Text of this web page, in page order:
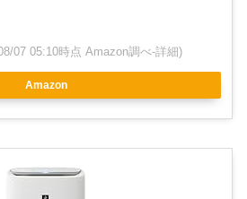
07 05:10時点 Amazon調べ-詳細)
Amazon